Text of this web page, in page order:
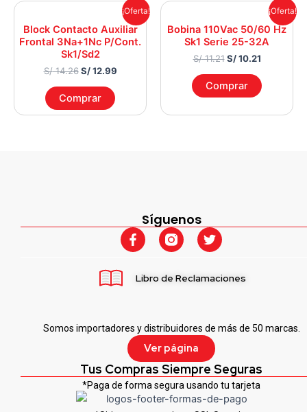
¡Oferta!
Block Contacto Auxiliar
Frontal 3Na+1Nc P/Cont.
Sk1/Sd2
S/14.26
was:
S/ 14.26.
S/12.99
Current
price
is:
S/ 12.99.
Comprar
¡Oferta!
Bobina 110Vac 50/60 Hz
Sk1 Serie 25-32A
S/11.21
was:
S/ 11.21.
S/10.21
Current
price
is:
S/ 10.21.
Comprar
Somos importadores y distribuidores de más de 50 marcas.
Ver página
Tus Compras Siempre Seguras
*Paga de forma segura usando tu tarjeta
Síguenos
F
a
b
-
T
w
t
Libro de Reclamaciones